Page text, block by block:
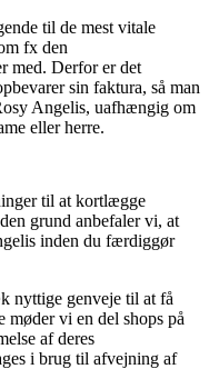
til de mest vitale
fx den
med. Derfor er det
sin faktura, så man
Angelis, uafhængig om
eller herre.
til at kortlægge
grund anbefaler vi, at
inden du færdiggør
nyttige genveje til at få
vi en del shops på
af deres
i brug til afvejning af